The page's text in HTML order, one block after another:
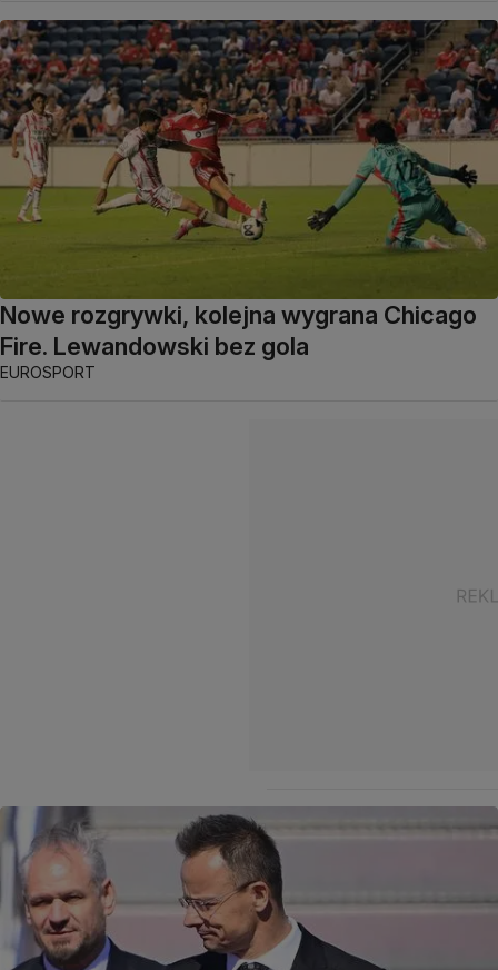
Nowe rozgrywki, kolejna wygrana Chicago
Fire. Lewandowski bez gola
EUROSPORT